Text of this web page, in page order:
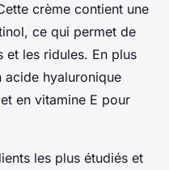
crème contient une
ce qui permet de
et les ridules. En plus
acide hyaluronique
en vitamine E pour
les plus étudiés et